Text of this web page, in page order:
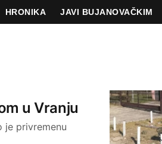
HRONIKA JAVI BUJANOVAČKIM
u Vranju
je privremenu